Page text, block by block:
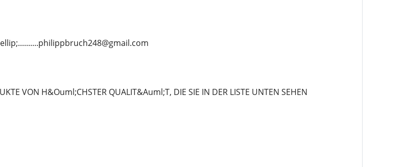
VON H&Ouml;CHSTER QUALIT&Auml;T, DIE SIE IN DER LISTE UNTEN SEHEN